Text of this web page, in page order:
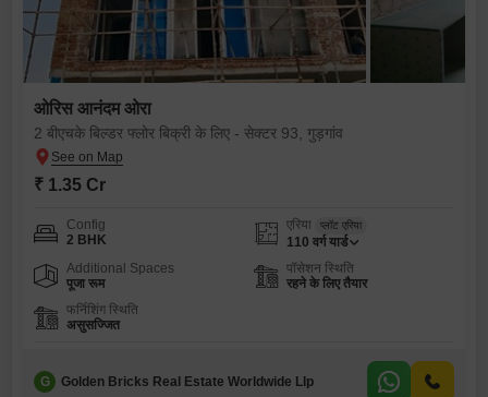
ओरिस आनंदम ओरा
2 बीएचके बिल्डर फ्लोर बिक्री के लिए - सेक्टर 93, गुड़गांव
₹ 1.35 Cr
Config
2 BHK
एरिया प्लॉट एरिया
110 वर्ग यार्ड
Additional Spaces
पूजा रूम
पॉसेशन स्थिति
रहने के लिए तैयार
फर्निशिंग स्थिति
असुसज्जित
G Golden Bricks Real Estate Worldwide Llp